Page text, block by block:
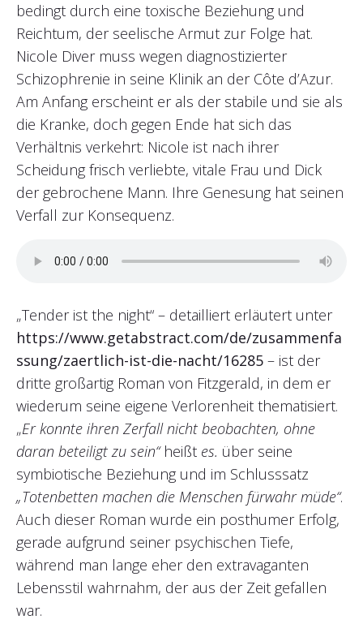
bedingt durch eine toxische Beziehung und
Reichtum, der seelische Armut zur Folge hat.
Nicole Diver muss wegen diagnostizierter
Schizophrenie in seine Klinik an der Côte d’Azur.
Am Anfang erscheint er als der stabile und sie als
die Kranke, doch gegen Ende hat sich das
Verhältnis verkehrt: Nicole ist nach ihrer
Scheidung frisch verliebte, vitale Frau und Dick
der gebrochene Mann. Ihre Genesung hat seinen
Verfall zur Konsequenz.
„Tender ist the night“ – detailliert erläutert unter
https://www.getabstract.com/de/zusammenfa
ssung/zaertlich-ist-die-nacht/16285 – ist der
dritte großartig Roman von Fitzgerald, in dem er
wiederum seine eigene Verlorenheit thematisiert.
„Er konnte ihren Zerfall nicht beobachten, ohne
daran beteiligt zu sein“ heißt es. über seine
symbiotische Beziehung und im Schlusssatz
„Totenbetten machen die Menschen fürwahr müde“.
Auch dieser Roman wurde ein posthumer Erfolg,
gerade aufgrund seiner psychischen Tiefe,
während man lange eher den extravaganten
Lebensstil wahrnahm, der aus der Zeit gefallen
war.